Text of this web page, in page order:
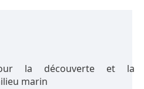
la découverte et la
marin